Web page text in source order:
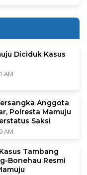
Diciduk Kasus
AM
Anggota
Polresta Mamuju
Saksi
AM
Tambang
Bonehau Resmi